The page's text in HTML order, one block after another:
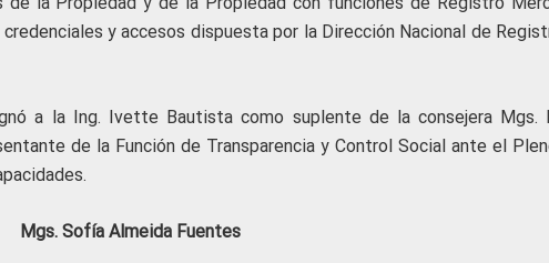
y accesos dispuesta por la Dirección Nacional de
a la Ing. Ivette Bautista como suplente de la consejera Mgs.
de la Función de Transparencia y Control Social ante el
Mgs. Sofía Almeida Fuentes